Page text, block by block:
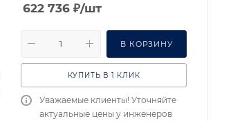
622 736 ₽/шт
В КОРЗИНУ
КУПИТЬ В 1 КЛИК
Уважаемые клиенты! Уточняйте
актуальные цены у инженеров